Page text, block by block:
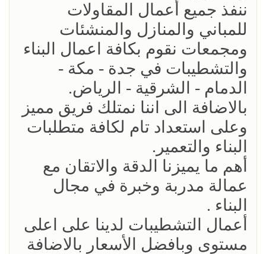
ننفذ جميع أعمال المقاولات
للمباني والمنازل والمنشئات
ومجمعات نقوم بكافة اعمال البناء
والتشطيبات في جدة - مكة -
الدمام - الشرقية - الرياض.
بالاضافة الى اننا نمتلك فريق مميز
وعلى استعداد تام لكافة متطلبات
البناء والتعمير.
أهم ما يميزنا ‏الدقة والاتقان مع
عمالة مدربة وخبرة في مجال
البناء .
أعمال التشطيبات لدينا على اعلى
مستوى ‏وبافضل الأسعار بالاضافة